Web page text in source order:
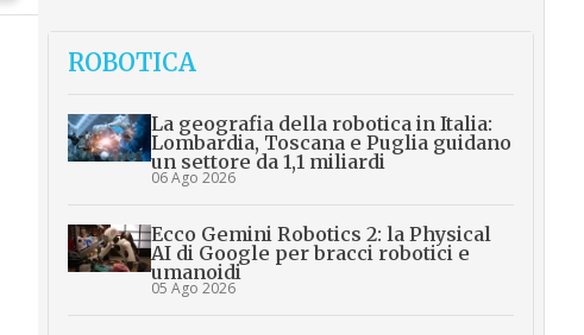
ROBOTICA
La geografia della robotica in Italia:
Lombardia, Toscana e Puglia guidano
un settore da 1,1 miliardi
06 Ago 2026
Ecco Gemini Robotics 2: la Physical
AI di Google per bracci robotici e
umanoidi
05 Ago 2026